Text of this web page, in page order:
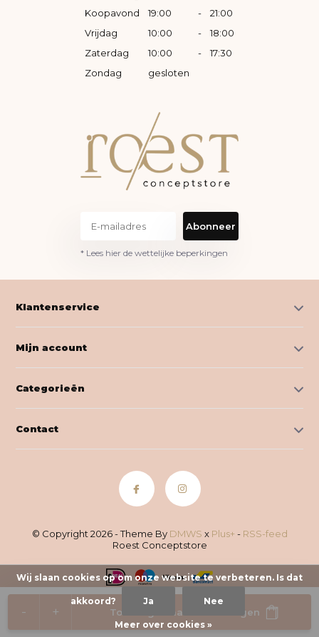
+
- Toevoegen aan winkelwagen
Koopavond
19:00 -
21:00
Vrijdag
10:00 -
18:00
Zaterdag
10:00 -
17:30
Zondag
gesloten
Abonneer
* Lees hier de wettelijke beperkingen
Klantenservice
Mijn account
Categorieën
Contact
© Copyright 2026 - Theme By DMWS x Plus+ - RSS-feed
Roest Conceptstore
Wij slaan cookies op om onze website te verbeteren. Is dat
akkoord? Ja Nee
Meer over cookies »